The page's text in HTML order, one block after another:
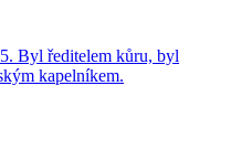
Byl ředitelem kůru, byl
kapelníkem.